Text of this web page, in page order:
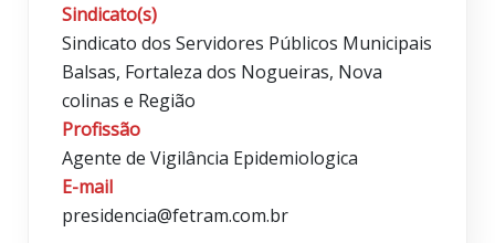
Sindicato(s)
Sindicato dos Servidores Públicos Municipais
Balsas, Fortaleza dos Nogueiras, Nova
colinas e Região
Profissão
Agente de Vigilância Epidemiologica
E-mail
presidencia@fetram.com.br